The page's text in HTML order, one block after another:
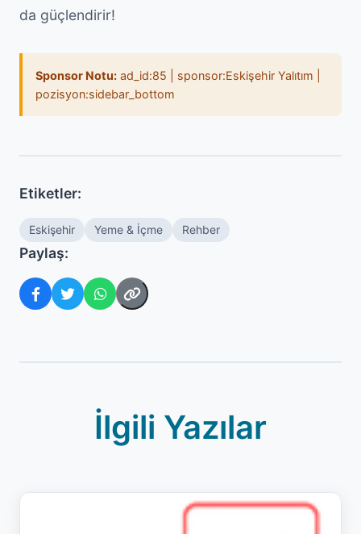
da güçlendirir!
Sponsor Notu: ad_id:85 | sponsor:Eskişehir Yalıtım |
pozisyon:sidebar_bottom
Etiketler:
Eskişehir Yeme & İçme Rehber
Paylaş:
İlgili Yazılar